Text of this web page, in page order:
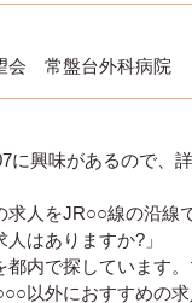
会 常盤台外科病院
に興味があるので、
求人をJR○○線の沿線
はありますか?」
都内で探しています
以外におすすめの